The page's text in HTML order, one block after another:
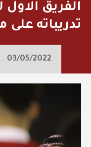
الفريق الاول
تدريباته على
03/05/2022